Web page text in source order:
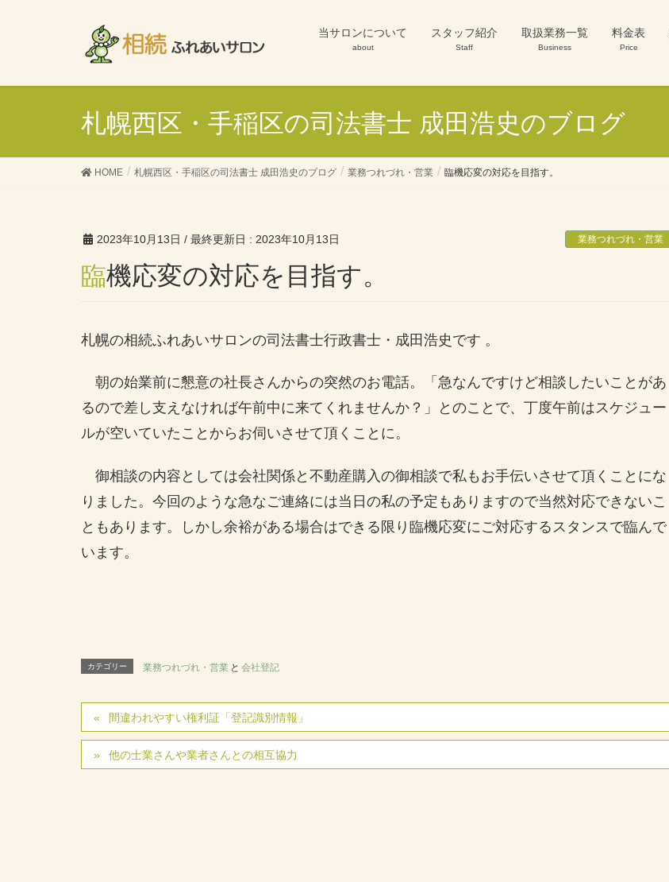
当サロンについて
about
スタッフ紹介
Staff
取扱業務一覧
Business
料金表
Price
札幌西区・手稲区の司法書士 成田浩史のブログ
HOME 札幌西区・手稲区の司法書士 成田浩史のブログ 業務つれづれ・営業 臨機応変の対応を目指す。
2023年10月13日 / 最終更新日 : 2023年10月13日 業務つれづれ・営業
臨機応変の対応を目指す。
札幌の相続ふれあいサロンの司法書士行政書士・成田浩史です 。
朝の始業前に懇意の社長さんからの突然のお電話。「急なんですけど相談したいことがあ
るので差し支えなければ午前中に来てくれませんか？」とのことで、丁度午前はスケジュー
ルが空いていたことからお伺いさせて頂くことに。
御相談の内容としては会社関係と不動産購入の御相談で私もお手伝いさせて頂くことにな
りました。今回のような急なご連絡には当日の私の予定もありますので当然対応できないこ
ともあります。しかし余裕がある場合はできる限り臨機応変にご対応するスタンスで臨んで
います。
カテゴリー 業務つれづれ・営業 と 会社登記
間違われやすい権利証「登記識別情報」
他の士業さんや業者さんとの相互協力